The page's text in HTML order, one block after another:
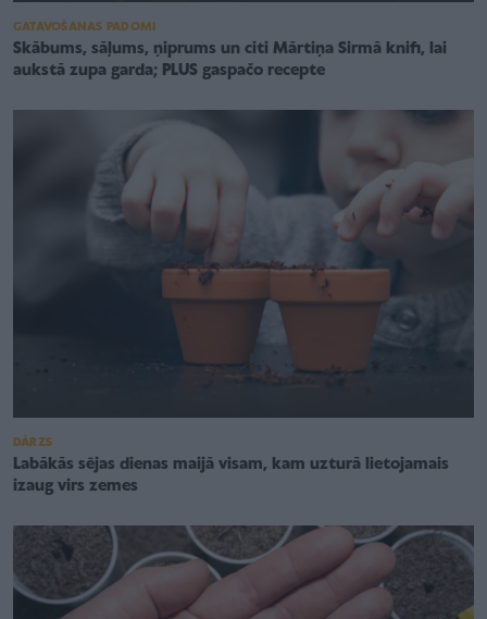
GATAVOŠANAS PADOMI
Skābums, sāļums, ņiprums un citi Mārtiņa Sirmā knifi, lai
aukstā zupa garda; PLUS gaspačo recepte
DĀRZS
Labākās sējas dienas maijā visam, kam uzturā lietojamais
izaug virs zemes